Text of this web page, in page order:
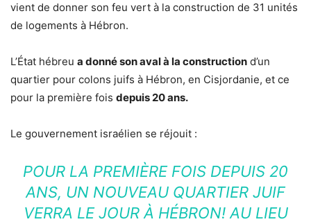
vient de donner son feu vert à la construction de 31 unités
de logements à Hébron.
L’État hébreu a donné son aval à la construction d’un
quartier pour colons juifs à Hébron, en Cisjordanie, et ce
pour la première fois depuis 20 ans.
Le gouvernement israélien se réjouit :
POUR LA PREMIÈRE FOIS DEPUIS 20
ANS, UN NOUVEAU QUARTIER JUIF
VERRA LE JOUR À HÉBRON! AU LIEU